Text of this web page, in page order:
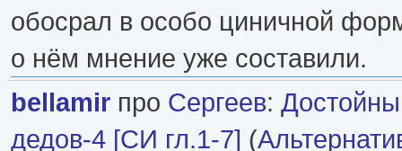
обосрал в особо циничной
о нём мнение уже составили.
bellamir про Сергеев:
дедов-4 [СИ гл.1-7] (